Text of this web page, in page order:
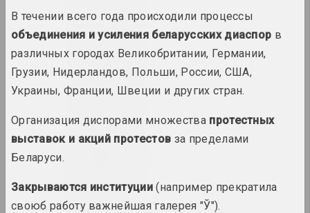
1947 год
итоги года
1948 год
1952 год
1953 год
В течении всего года происходили процессы
объединения и усиления беларусских диаспор в
различных городах Великобритании, Германии,
Грузии, Нидерландов, Польши, России, США,
Украины, Франции, Швеции и других стран.
Организация диспорами множества протестных
выставок и акций протестов за пределами
Беларуси.
Закрываются институции (например прекратила
своюб работу важнейшая галерея "Ў").